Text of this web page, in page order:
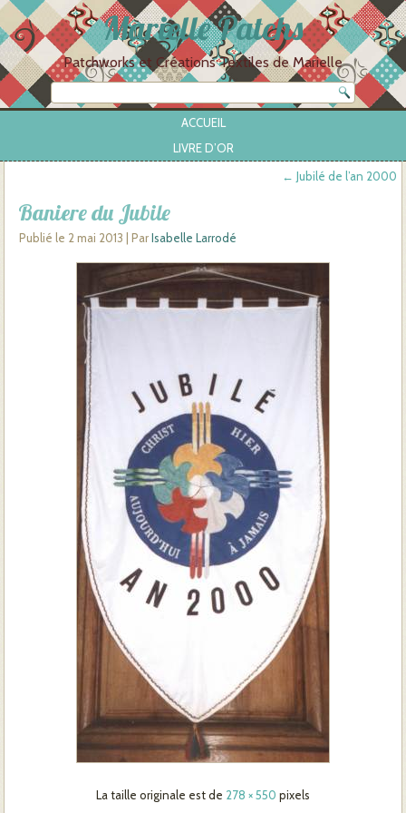
Marielle Patchs
Patchworks et Créations Textiles de Marielle
ACCUEIL
LIVRE D’OR
← Jubilé de l’an 2000
Baniere du Jubile
Publié le 2 mai 2013 |Par Isabelle Larrodé
La taille originale est de 278 × 550 pixels